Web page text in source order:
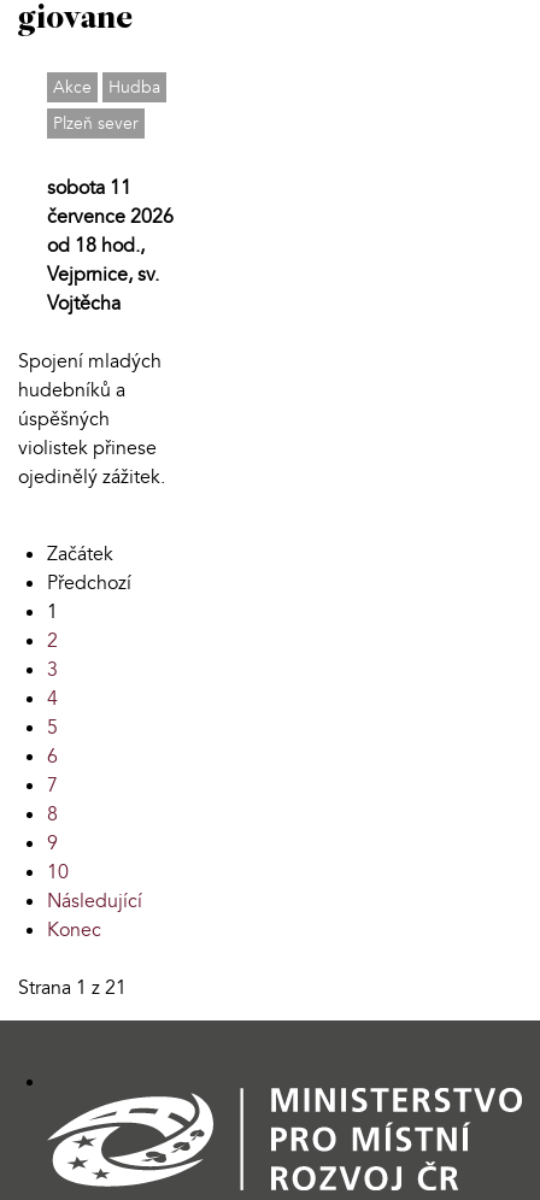
giovane
Akce
Hudba
Plzeň sever
sobota 11
července 2026
od 18 hod.,
Vejprnice, sv.
Vojtěcha
Spojení mladých
hudebníků a
úspěšných
violistek přinese
ojedinělý zážitek.
Začátek
Předchozí
1
2
3
4
5
6
7
8
9
10
Následující
Konec
Strana 1 z 21